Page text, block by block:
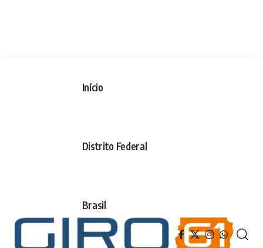
Início
Distrito Federal
Brasil